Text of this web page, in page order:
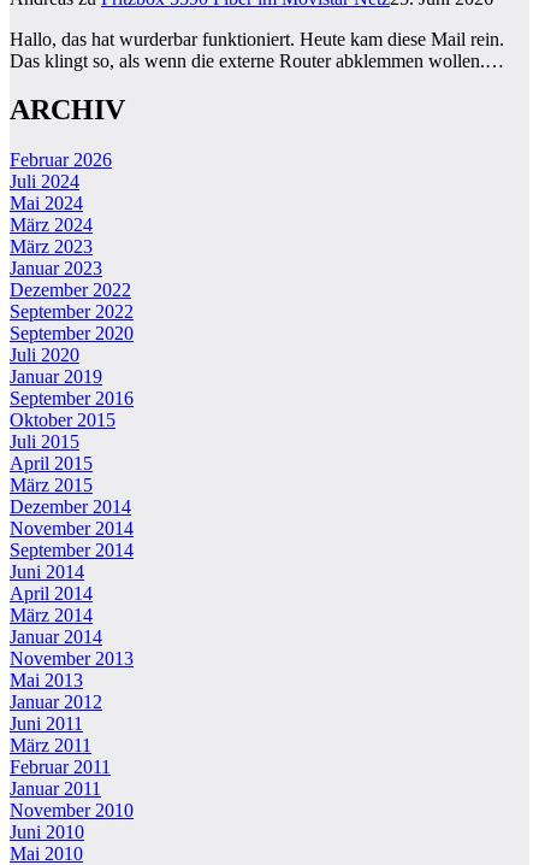
Hallo, das hat wurderbar funktioniert. Heute kam diese Mail rein.
Das klingt so, als wenn die externe Router abklemmen wollen.…
ARCHIV
Februar 2026
Juli 2024
Mai 2024
März 2024
März 2023
Januar 2023
Dezember 2022
September 2022
September 2020
Juli 2020
Januar 2019
September 2016
Oktober 2015
Juli 2015
April 2015
März 2015
Dezember 2014
November 2014
September 2014
Juni 2014
April 2014
März 2014
Januar 2014
November 2013
Mai 2013
Januar 2012
Juni 2011
März 2011
Februar 2011
Januar 2011
November 2010
Juni 2010
Mai 2010